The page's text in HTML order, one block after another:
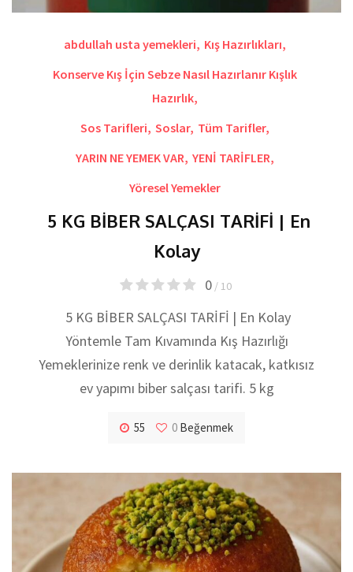
abdullah usta yemekleri, Kış Hazırlıkları,
Konserve Kış İçin Sebze Nasıl Hazırlanır Kışlık
Hazırlık,
Sos Tarifleri, Soslar, Tüm Tarifler,
YARIN NE YEMEK VAR, YENİ TARİFLER,
Yöresel Yemekler
5 KG BİBER SALÇASI TARİFİ | En
Kolay
0/ 10
5 KG BİBER SALÇASI TARİFİ | En Kolay
Yöntemle Tam Kıvamında Kış Hazırlığı​
Yemeklerinize renk ve derinlik katacak, katkısız
ev yapımı biber salçası tarifi. 5 kg
55 0 Beğenmek